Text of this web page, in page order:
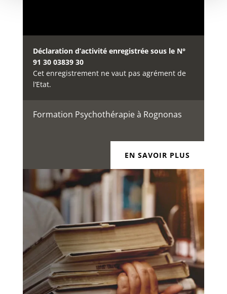
Déclaration d’activité enregistrée sous le N°
91 30 03839 30
Cet enregistrement ne vaut pas agrément de
l’Etat.
Formation Psychothérapie à Rognonas
EN SAVOIR PLUS